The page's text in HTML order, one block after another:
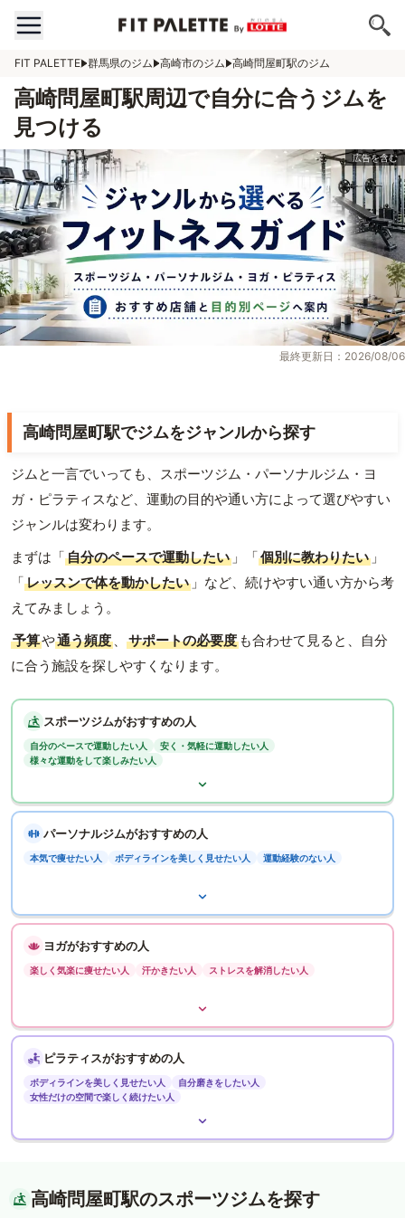
FIT PALETTE 群馬県のジム 高崎市のジム 高崎問屋町駅のジム
高崎問屋町駅周辺で自分に合うジムを
見つける
最終更新日：2026/08/06
高崎問屋町駅でジムをジャンルから探す
ジムと一言でいっても、スポーツジム・パーソナルジム・ヨ
ガ・ピラティスなど、運動の目的や通い方によって選びやすい
ジャンルは変わります。
まずは「自分のペースで運動したい 」「個別に教わりたい 」
「レッスンで体を動かしたい 」など、続けやすい通い方から考
えてみましょう。
予算や通う頻度 、 サポートの必要度 も合わせて見ると、自分
に合う施設を探しやすくなります。
スポーツジムがおすすめの人
自分のペースで運動したい人
安く・気軽に運動したい人
様々な運動をして楽しみたい人
パーソナルジムがおすすめの人
本気で痩せたい人 ボディラインを美しく見せたい人 運動経験のない人
ヨガがおすすめの人
楽しく気楽に痩せたい人 汗かきたい人 ストレスを解消したい人
ピラティスがおすすめの人
ボディラインを美しく見せたい人
自分磨きをしたい人
女性だけの空間で楽しく続けたい人
高崎問屋町駅のスポーツジムを探す